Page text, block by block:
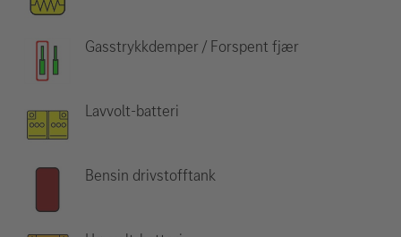
Gasstrykkdemper / Forspent fjær
Lavvolt-batteri
Bensin drivstofftank